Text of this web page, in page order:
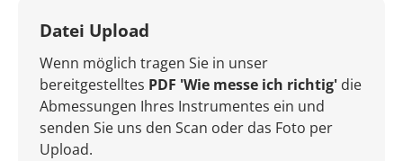
Datei Upload
Wenn möglich tragen Sie in unser
bereitgestelltes PDF 'Wie messe ich richtig' die
Abmessungen Ihres Instrumentes ein und
senden Sie uns den Scan oder das Foto per
Upload.